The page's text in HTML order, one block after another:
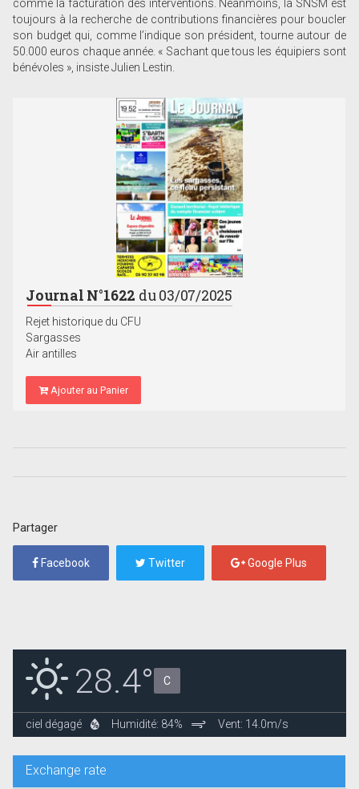
comme la facturation des interventions. Néanmoins, la SNSM est
toujours à la recherche de contributions financières pour boucler
son budget qui, comme l’indique son président, tourne autour de
50.000 euros chaque année. « Sachant que tous les équipiers sont
bénévoles », insiste Julien Lestin.
Journal N°1622 du 03/07/2025
Rejet historique du CFU
Sargasses
Air antilles
Ajouter au Panier
Partager
Facebook Twitter Google Plus
28.4° C
ciel dégagé Humidité: 84% Vent: 14.0m/s
Exchange rate